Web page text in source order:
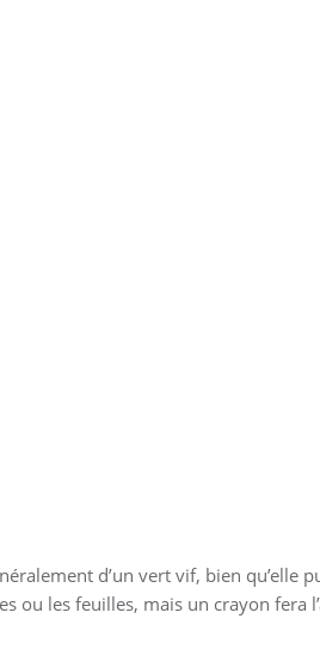
d’un vert vif, bien
ou les feuilles, mais un crayon fera